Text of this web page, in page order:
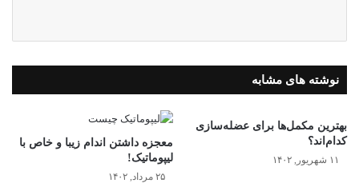
نوشته های مشابه
بهترین مکمل‌ها برای عضله‌سازی
کدام‌اند؟
۱۱ شهریور, ۱۴۰۲
معجزه داشتن اندام زیبا و خاص با
لیپوماتیک!
۲۵ مرداد, ۱۴۰۲